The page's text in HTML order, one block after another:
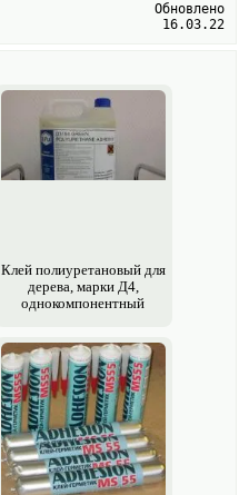
Обновлено
16.03.22
Клей полиуретановый для
дерева, марки Д4,
однокомпонентный